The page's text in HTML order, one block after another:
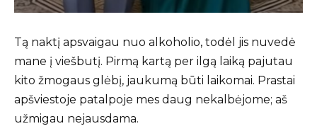
Tą naktį apsvaigau nuo alkoholio, todėl jis nuvedė
mane į viešbutį. Pirmą kartą per ilgą laiką pajutau
kito žmogaus glėbį, jaukumą būti laikomai. Prastai
apšviestoje patalpoje mes daug nekalbėjome; aš
užmigau nejausdama.